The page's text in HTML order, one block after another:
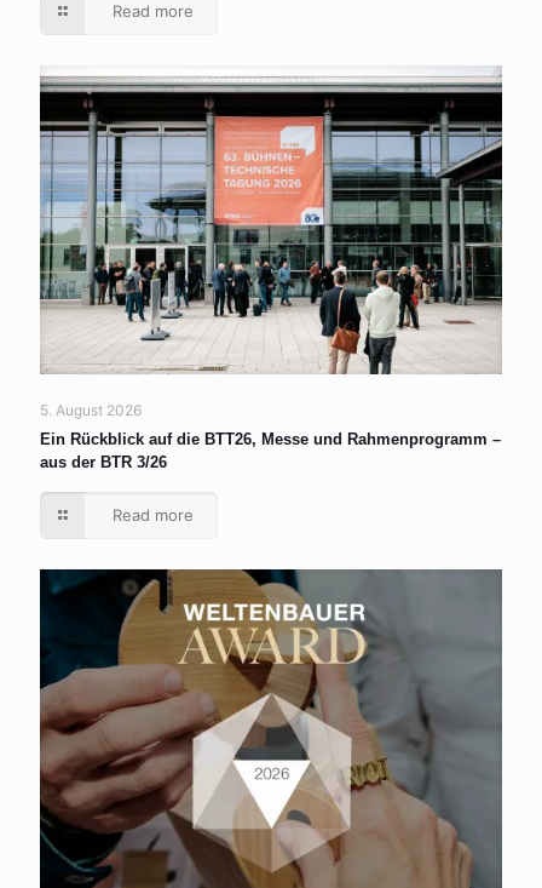
Read more
5. August 2026
Ein Rückblick auf die BTT26, Messe und Rahmenprogramm –
aus der BTR 3/26
Read more